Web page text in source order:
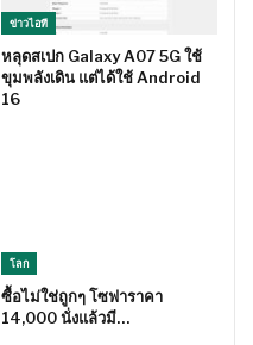
ข่าวไอที
หลุดสเปก Galaxy A07 5G ใช้
ขุมพลังเดิน แต่ได้ใช้ Android
16
โลก
ซื้อไม่ใช่ถูกๆ โซฟาราคา
14,000 นั่งแล้วมี…